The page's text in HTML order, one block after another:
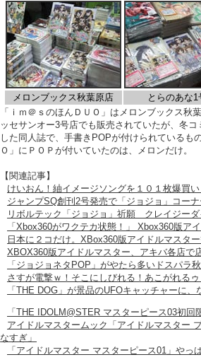
メロンブックス秋葉原店
とらのあな1
「ｉｍ＠ｓのほんＤＵＯ」はメロンブックス秋
ッセサンオー3号店でも販売されていたが、冬
した同人誌で、手書きPOPが付けられているも
Ｏ」にＰＯＰが付いていたのは、メロンだけ。
【関連記事】
けいおん！紬イメージソングを１０１枚爆買
ジャンプSQ創刊2号発売で「ジョジョ」コー
リボルテック「ジョジョ」祈願 クレイジー
「Xbox360がワクテカ状態！」 Xbox360版ア
日本に２コだけ。XBox360版アイドルマスタ
XBOX360版アイドルマスター、アキバ各店で
「ジョジョネタPOP」がやたら多いドスパラ
さすが電撃ｗ！そこにしびれる！あこがれる
「THE DOG」が景品のUFOキャッチャーに、
「THE IDOLM@STER マスターピース03初
アイドルマスタームック「アイドルマスター
なすぎ」
「アイドルマスター マスターピース01」やっ